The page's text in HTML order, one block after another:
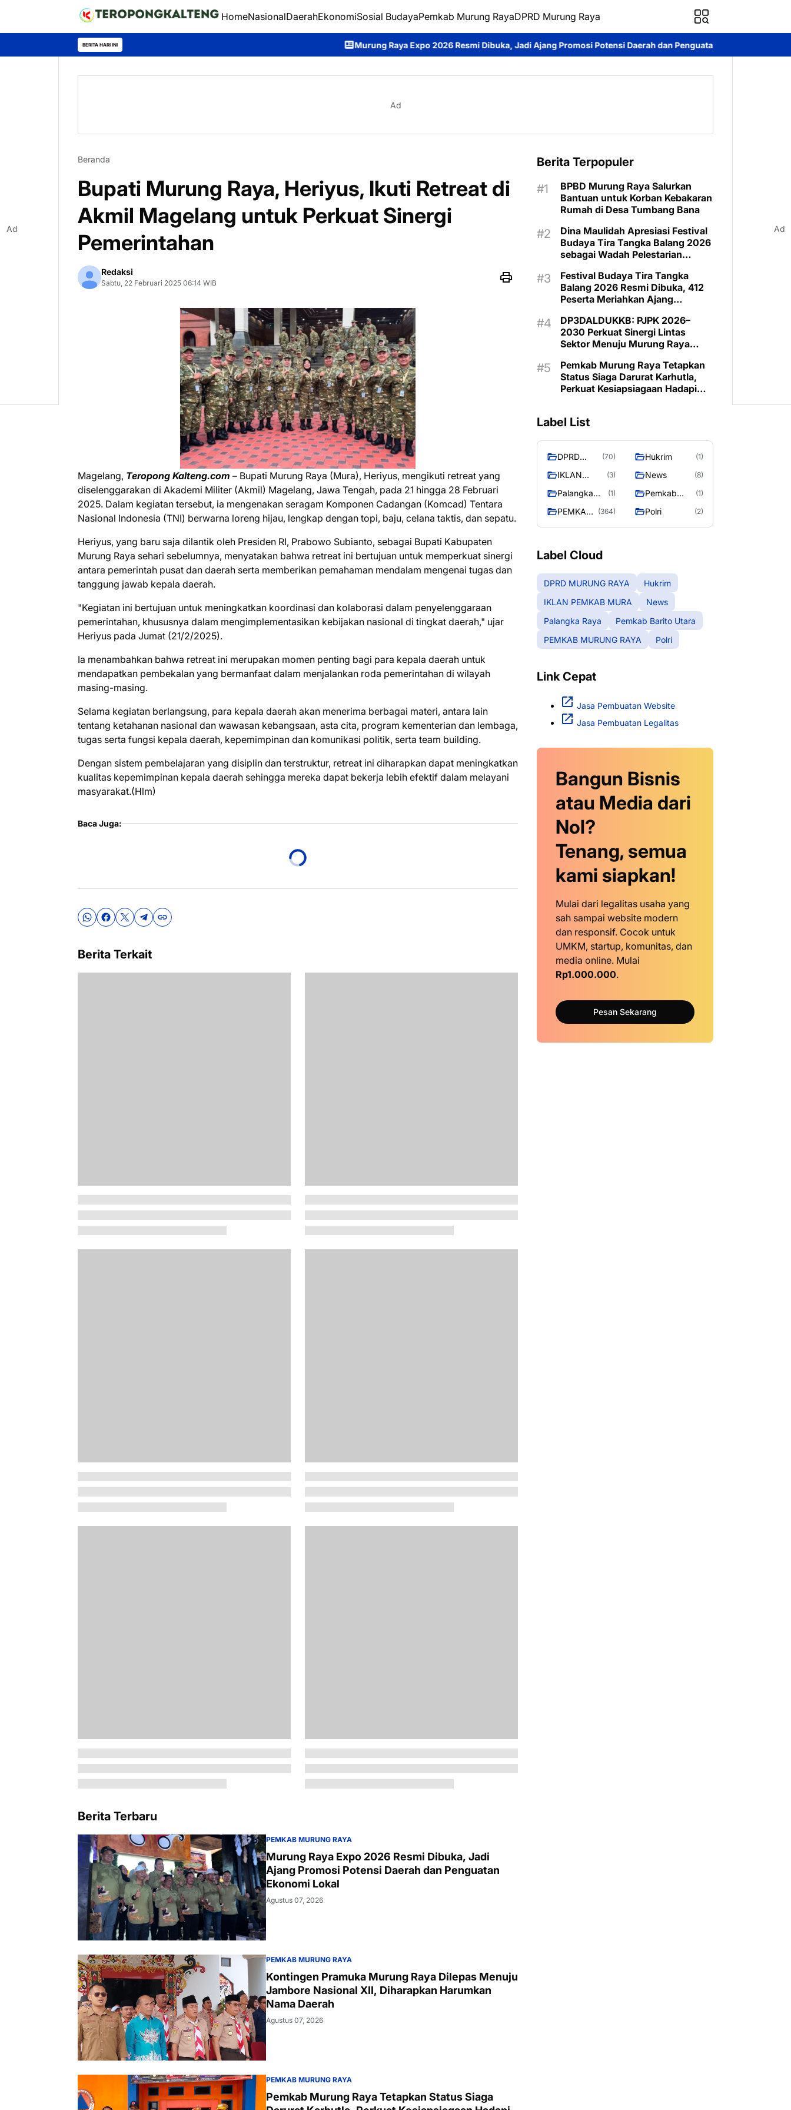
HomeNasionalDaerahEkonomiSosial BudayaPemkab Murung RayaDPRD Murung Raya
BERITA HARI INI Murung Raya Expo 2026 Resmi Dibuka, Jadi Ajang Promosi Potensi Daerah dan Penguatan Ekonomi Lokal Kontingen Pramuka
Ad
Beranda
Bupati Murung Raya, Heriyus, Ikuti Retreat di
Akmil Magelang untuk Perkuat Sinergi
Pemerintahan
Redaksi
Sabtu, 22 Februari 2025 06:14 WIB
Magelang, Teropong Kalteng.com – Bupati Murung Raya (Mura), Heriyus, mengikuti retreat yang
diselenggarakan di Akademi Militer (Akmil) Magelang, Jawa Tengah, pada 21 hingga 28 Februari
2025. Dalam kegiatan tersebut, ia mengenakan seragam Komponen Cadangan (Komcad) Tentara
Nasional Indonesia (TNI) berwarna loreng hijau, lengkap dengan topi, baju, celana taktis, dan sepatu.
Heriyus, yang baru saja dilantik oleh Presiden RI, Prabowo Subianto, sebagai Bupati Kabupaten
Murung Raya sehari sebelumnya, menyatakan bahwa retreat ini bertujuan untuk memperkuat sinergi
antara pemerintah pusat dan daerah serta memberikan pemahaman mendalam mengenai tugas dan
tanggung jawab kepala daerah.
"Kegiatan ini bertujuan untuk meningkatkan koordinasi dan kolaborasi dalam penyelenggaraan
pemerintahan, khususnya dalam mengimplementasikan kebijakan nasional di tingkat daerah," ujar
Heriyus pada Jumat (21/2/2025).
Ia menambahkan bahwa retreat ini merupakan momen penting bagi para kepala daerah untuk
mendapatkan pembekalan yang bermanfaat dalam menjalankan roda pemerintahan di wilayah
masing-masing.
Selama kegiatan berlangsung, para kepala daerah akan menerima berbagai materi, antara lain
tentang ketahanan nasional dan wawasan kebangsaan, asta cita, program kementerian dan lembaga,
tugas serta fungsi kepala daerah, kepemimpinan dan komunikasi politik, serta team building.
Dengan sistem pembelajaran yang disiplin dan terstruktur, retreat ini diharapkan dapat meningkatkan
kualitas kepemimpinan kepala daerah sehingga mereka dapat bekerja lebih efektif dalam melayani
masyarakat.(Hlm)
Baca Juga:
Berita Terkait
Berita Terbaru
PEMKAB MURUNG RAYA
Murung Raya Expo 2026 Resmi Dibuka, Jadi
Ajang Promosi Potensi Daerah dan Penguatan
Ekonomi Lokal
Agustus 07, 2026
PEMKAB MURUNG RAYA
Kontingen Pramuka Murung Raya Dilepas Menuju
Jambore Nasional XII, Diharapkan Harumkan
Nama Daerah
Agustus 07, 2026
PEMKAB MURUNG RAYA
Pemkab Murung Raya Tetapkan Status Siaga
Berita Terpopuler
BPBD Murung Raya Salurkan
Bantuan untuk Korban Kebakaran
Rumah di Desa Tumbang Bana
Dina Maulidah Apresiasi Festival
Budaya Tira Tangka Balang 2026
sebagai Wadah Pelestarian
Festival Budaya Tira Tangka
Balang 2026 Resmi Dibuka, 412
Peserta Meriahkan Ajang
DP3DALDUKKB: PJPK 2026–
2030 Perkuat Sinergi Lintas
Sektor Menuju Murung Raya
Pemkab Murung Raya Tetapkan
Status Siaga Darurat Karhutla,
Perkuat Kesiapsiagaan Hadapi
Label List
DPRD
RAYA
(70) Hukrim (1)
IKLAN
MURA
(3) News (8)
Palangka
(1)
Pemkab
(1)
PEMKAB
(364) Polri (2)
Label Cloud
DPRD MURUNG RAYA
Hukrim
IKLAN PEMKAB MURA
News
Palangka Raya
Pemkab Barito Utara
PEMKAB MURUNG RAYA
Polri
Link Cepat
Jasa Pembuatan Website
Jasa Pembuatan Legalitas
Bangun Bisnis
atau Media dari
Nol?
Tenang, semua
kami siapkan!
Mulai dari legalitas usaha yang
sah sampai website modern
dan responsif. Cocok untuk
UMKM, startup, komunitas, dan
media online. Mulai
Rp1.000.000.
Pesan Sekarang
Ad Ad